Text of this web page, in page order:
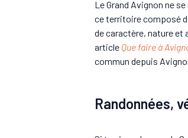
Le Grand Avignon ne
ce territoire composé
de caractère, nature et
article Que faire à
commun depuis
Randonnées,